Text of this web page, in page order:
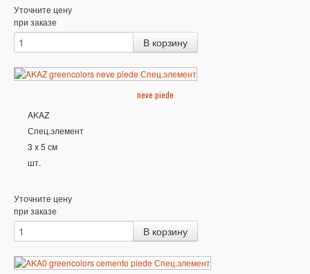
Уточните цену
при заказе
neve piede
AKAZ
Спец.элемент
3 x 5 см
шт.
Уточните цену
при заказе